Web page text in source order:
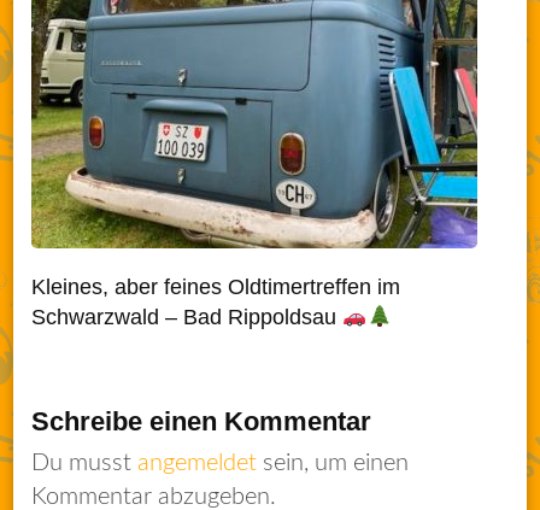
Kleines, aber feines Oldtimertreffen im
Schwarzwald – Bad Rippoldsau
Schreibe einen Kommentar
Du musstangemeldet sein, um einen
Kommentar abzugeben.